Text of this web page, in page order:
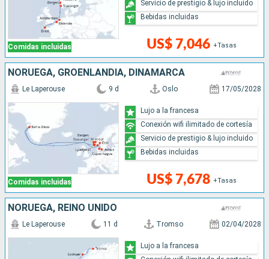
Comidas incluidas US$ 7,046 +Tasas
Servicio de prestigio & lujo incluido
Bebidas incluidas
NORUEGA, GROENLANDIA, DINAMARCA
Comidas incluidas
Le Laperouse 9 d Oslo 17/05/2028
US$ 7,678 +Tasas
Lujo a la francesa
Conexión wifi ilimitado de cortesía
Servicio de prestigio & lujo incluido
Bebidas incluidas
NORUEGA, REINO UNIDO
Le Laperouse 11 d Tromso 02/04/2028
Lujo a la francesa